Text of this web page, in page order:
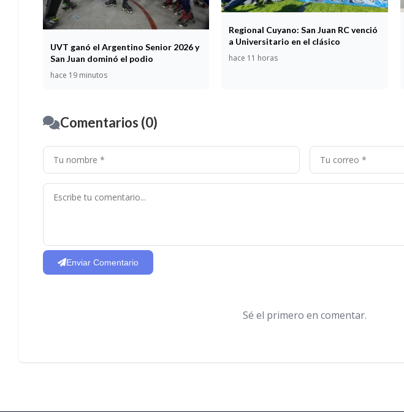
UVT ganó el Argentino Senior 2026 y
San Juan dominó el podio
hace 19 minutos
Regional Cuyano: San Juan RC venció
a Universitario en el clásico
hace 11 horas
Comentarios (0)
Enviar Comentario
Sé el primero en comentar.